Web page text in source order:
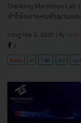
Thinking Machines
ทำให้หลายคนหันมามอง
กรกฎาคม 2, 2025 | By
1
News ai TML cto